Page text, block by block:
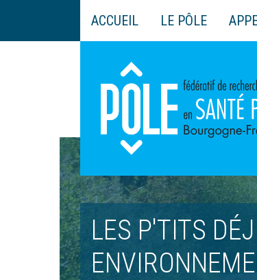
contenu
Main
navigation
ACCUEIL LE PÔLE
LES P'TITS